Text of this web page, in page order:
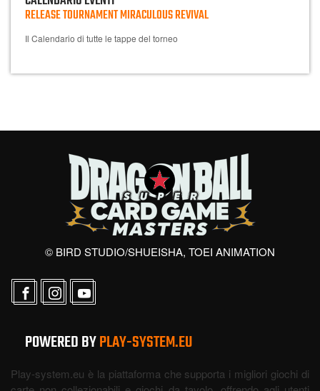
RELEASE TOURNAMENT MIRACULOUS REVIVAL
Il Calendario di tutte le tappe del torneo
© BIRD STUDIO/SHUEISHA, TOEI ANIMATION
POWERED BYPLAY-SYSTEM.EU
Play-system.eu è la piattaforma che supporta i migliori giochi di